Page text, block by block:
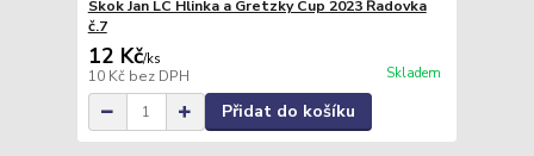
Skok Jan LC Hlinka a Gretzky Cup 2023 Řadovka
č.7
12 Kč/ks
10 Kč bez DPH Skladem
Přidat do košíku